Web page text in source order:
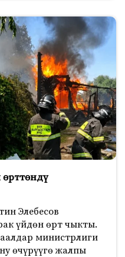
Элебесов
үйдөн өрт чыкты.
министрлиги
өчүрүүгө жалпы